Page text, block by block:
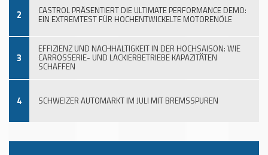
2 CASTROL PRÄSENTIERT DIE ULTIMATE PERFORMANCE DEMO:
EIN EXTREMTEST FÜR HOCHENTWICKELTE MOTORENÖLE
3
EFFIZIENZ UND NACHHALTIGKEIT IN DER HOCHSAISON: WIE
CARROSSERIE- UND LACKIERBETRIEBE KAPAZITÄTEN
SCHAFFEN
4 SCHWEIZER AUTOMARKT IM JULI MIT BREMSSPUREN